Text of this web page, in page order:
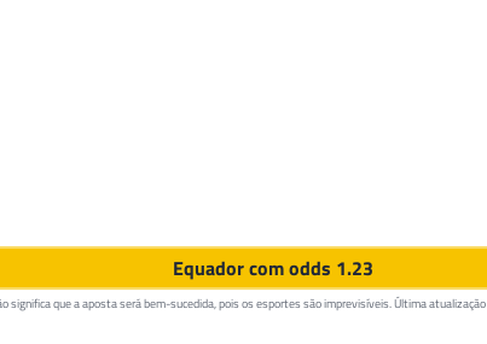
Equador com odds 1.23
que a aposta será bem-sucedida, pois os esportes são imprevisíveis. Última atualização